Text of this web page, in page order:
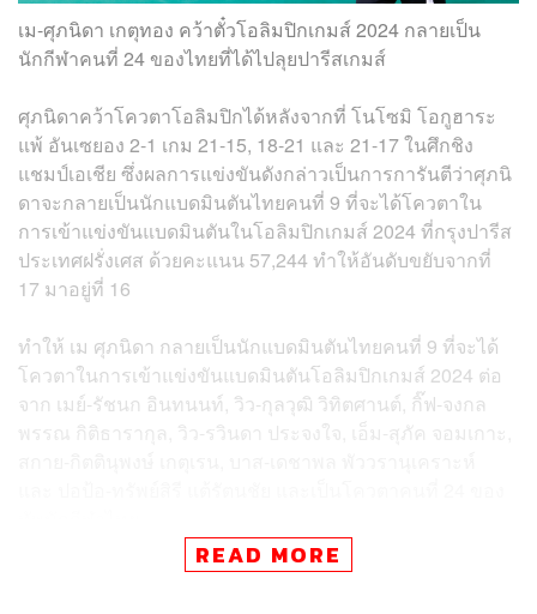
เม-ศุภนิดา เกตุทอง คว้าตั๋วโอลิมปิกเกมส์ 2024 กลายเป็น
นักกีฬาคนที่ 24 ของไทยที่ได้ไปลุยปารีสเกมส์
ศุภนิดาคว้าโควตาโอลิมปิกได้หลังจากที่ โนโซมิ โอกูฮาระ
แพ้ อันเซยอง 2-1 เกม 21-15, 18-21 และ 21-17 ในศึกชิง
แชมป์เอเชีย ซึ่งผลการแข่งขันดังกล่าวเป็นการการันตีว่าศุภนิ
ดาจะกลายเป็นนักแบดมินตันไทยคนที่ 9 ที่จะได้โควตาใน
การเข้าแข่งขันแบดมินตันในโอลิมปิกเกมส์ 2024 ที่กรุงปารีส
ประเทศฝรั่งเศส ด้วยคะแนน 57,244 ทำให้อันดับขยับจากที่
17 มาอยู่ที่ 16
ทำให้ เม ศุภนิดา กลายเป็นนักแบดมินตันไทยคนที่ 9 ที่จะได้
โควตาในการเข้าแข่งขันแบดมินตันโอลิมปิกเกมส์ 2024 ต่อ
จาก เมย์-รัชนก อินทนนท์, วิว-กุลวุฒิ วิทิตศานต์, กิ๊ฟ-จงกล
พรรณ กิติธารากุล, วิว-รวินดา ประจงใจ, เอ็ม-สุภัค จอมเกาะ,
กีฬาแบดมินตัน
Paris Olympic 2024
READ MORE